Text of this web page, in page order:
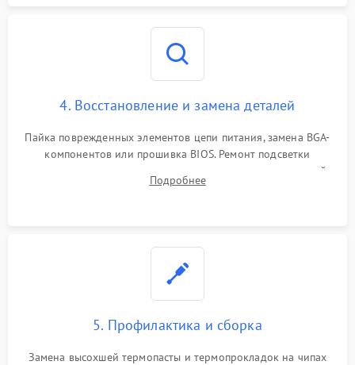
4. Восстановление и замена деталей
Пайка поврежденных элементов цепи питания, замена BGA-
компонентов или прошивка BIOS. Ремонт подсветки
матрицы, замена неисправного накопителя на скоростной
SSD или установка новых модулей памяти.
Подробнее
5. Профилактика и сборка
Замена высохшей термопасты и термопрокладок на чипах